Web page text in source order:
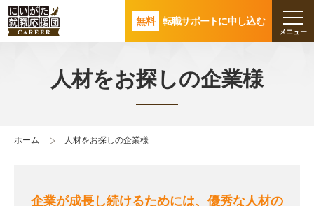
無料 転職サポートに申し込む
人材をお探しの企業様
ホーム 人材をお探しの企業様
企業が成長し続けるためには、優秀な人材の